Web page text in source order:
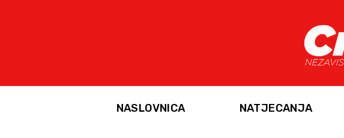
NASLOVNICA NATJECANJA